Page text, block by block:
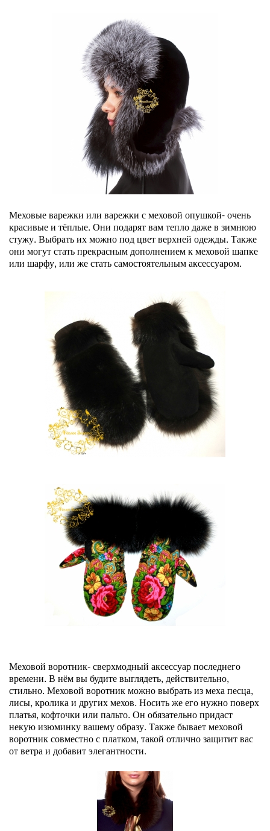
Меховые варежки или варежки с меховой опушкой- очень
красивые и тёплые. Они подарят вам тепло даже в зимнюю
стужу. Выбрать их можно под цвет верхней одежды. Также
они могут стать прекрасным дополнением к меховой шапке
или шарфу, или же стать самостоятельным аксессуаром.
Меховой воротник- сверхмодный аксессуар последнего
времени. В нём вы будите выглядеть, действительно,
стильно. Меховой воротник можно выбрать из меха песца,
лисы, кролика и других мехов. Носить же его нужно поверх
платья, кофточки или пальто. Он обязательно придаст
некую изюминку вашему образу. Также бывает меховой
воротник совместно с платком, такой отлично защитит вас
от ветра и добавит элегантности.